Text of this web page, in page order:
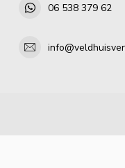
06 538 379 62